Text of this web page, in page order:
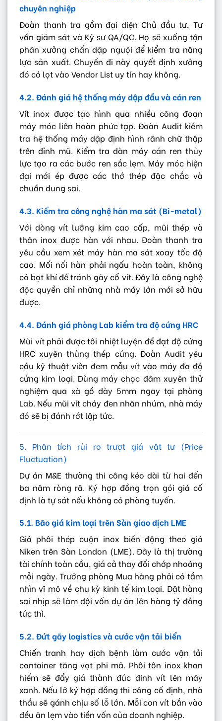
chuyên nghiệp
Đoàn thanh tra gồm đại diện Chủ đầu tư, Tư
vấn giám sát và Kỹ sư QA/QC. Họ sẽ xuống tận
phân xưởng chấn dập nguội để kiểm tra năng
lực sản xuất. Chuyến đi này quyết định xưởng
đó có lọt vào Vendor List uy tín hay không.
4.2. Đánh giá hệ thống máy dập đầu và cán ren
Vít inox được tạo hình qua nhiều công đoạn
máy móc liên hoàn phức tạp. Đoàn Audit kiểm
tra hệ thống máy dập định hình rãnh chữ thập
trên đỉnh mũ. Kiểm tra dàn máy cán ren thủy
lực tạo ra các bước ren sắc lẹm. Máy móc hiện
đại mới ép được các thớ thép đặc chắc và
chuẩn dung sai.
4.3. Kiểm tra công nghệ hàn ma sát (Bi-metal)
Với dòng vít lưỡng kim cao cấp, mũi thép và
thân inox được hàn với nhau. Đoàn thanh tra
yêu cầu xem xét máy hàn ma sát xoay tốc độ
cao. Mối nối hàn phải ngấu hoàn toàn, không
có bọt khí để tránh gãy cổ vít. Đây là công nghệ
độc quyền chỉ những nhà máy lớn mới sở hữu
được.
4.4. Đánh giá phòng Lab kiểm tra độ cứng HRC
Mũi vít phải được tôi nhiệt luyện để đạt độ cứng
HRC xuyên thủng thép cứng. Đoàn Audit yêu
cầu kỹ thuật viên đem mẫu vít vào máy đo độ
cứng kim loại. Dùng máy chọc đâm xuyên thử
nghiệm qua xà gồ dày 5mm ngay tại phòng
Lab. Nếu mũi vít cháy đen nhăn nhúm, nhà máy
đó sẽ bị đánh rớt lập tức.
5. Phân tích rủi ro trượt giá vật tư (Price
Fluctuation)
Dự án M&E thường thi công kéo dài từ hai đến
ba năm ròng rã. Ký hợp đồng trọn gói giá cố
định là tự sát nếu không có phòng tuyến.
5.1. Bão giá kim loại trên Sàn giao dịch LME
Giá phôi thép cuộn inox biến động theo giá
Niken trên Sàn London (LME). Đây là thị trường
tài chính toàn cầu, giá cả thay đổi chớp nhoáng
mỗi ngày. Trưởng phòng Mua hàng phải có tầm
nhìn vĩ mô về chu kỳ kinh tế kim loại. Đặt hàng
sai nhịp sẽ làm đội vốn dự án lên hàng tỷ đồng
tức thì.
5.2. Đứt gãy logistics và cước vận tải biển
Chiến tranh hay dịch bệnh làm cước vận tải
container tăng vọt phi mã. Phôi tôn inox khan
hiếm sẽ đẩy giá thành đúc đinh vít lên mây
xanh. Nếu lỡ ký hợp đồng thi công cố định, nhà
thầu sẽ gánh chịu số lỗ lớn. Mỗi con vít bắn vào
đều ăn lẹm vào tiền vốn của doanh nghiệp.